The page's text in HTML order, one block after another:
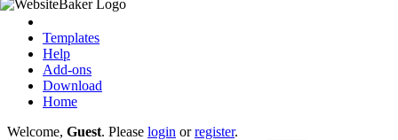
Templates
Help
Add-ons
Download
Home
Welcome, Guest. Please login orregister.